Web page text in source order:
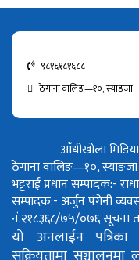
९८१६१८१६८८
ठेगाना वालिङ—१०, स्याङजा
आँधीखोला
ठेगाना वालिङ—१०,
भट्टराईप्रधान सम्पादक:-
सम्पादक:- अर्जुन पंगेनी
नं.२१८३६८/७५/०७६सूचना
यो अनलाईन पत्रिका